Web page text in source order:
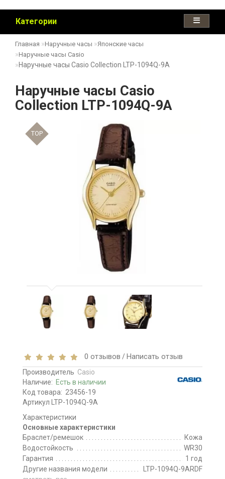
Категории
Главная Наручные часы
Японские часы
Наручные часы Casio
Наручные часы Casio Collection LTP-1094Q-9A
Наручные часы Casio
Collection LTP-1094Q-9A
TOP
0 отзывов /Написать отзыв
Производитель Casio
Наличие: Есть в наличии
Код товара: 23456-19
Артикул LTP-1094Q-9A
Характеристики
Основные характеристики
Браслет/ремешок
Кожа
Водостойкость
WR30
Гарантия
1 год
Другие названия модели
LTP-1094Q-9ARDF